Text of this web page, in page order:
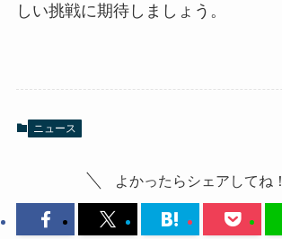
しい挑戦に期待しましょう。
ニュース
よかったらシェアしてね！